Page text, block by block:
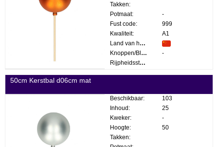
Takken:
Potmaat:
-
Fust code:
999
Kwaliteit:
A1
Land van herkomst:
Knoppen/Bloemen:
-
Rijpheidsstadium:
50cm Kerstbal d06cm mat
Beschikbaar:
103
Inhoud:
25
Kweker:
-
Hoogte:
50
Takken: